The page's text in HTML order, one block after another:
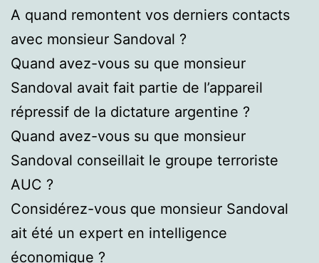
A quand remontent vos derniers contacts
avec monsieur Sandoval ?
Quand avez-vous su que monsieur
Sandoval avait fait partie de l’appareil
répressif de la dictature argentine ?
Quand avez-vous su que monsieur
Sandoval conseillait le groupe terroriste
AUC ?
Considérez-vous que monsieur Sandoval
ait été un expert en intelligence
économique ?